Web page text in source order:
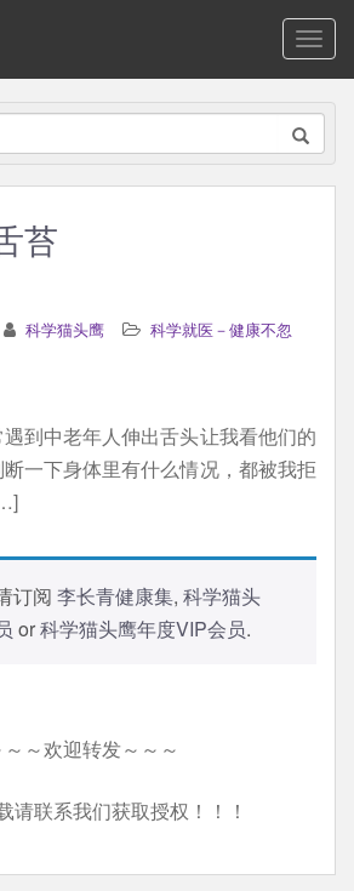
苔
科学猫头鹰
科学就医－健康不忽
到中老年人伸出舌头让我看他们的
一下身体里有什么情况，都被我拒
订阅 李长青健康集, 科学猫头
or科学猫头鹰年度VIP会员.
～～欢迎转发～～～
请联系我们获取授权！！！